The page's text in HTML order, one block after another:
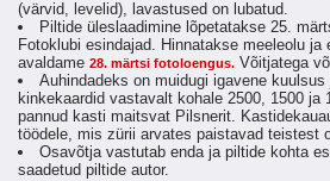
(värvid, levelid), lavastused on lubatud.
Piltide üleslaadimine lõpetatakse 25.
Fotoklubi esindajad. Hinnatakse meeleolu
avaldame 28. märtsi fotoloengus. Võitjatega
Auhindadeks on muidugi igavene
kinkekaardid vastavalt kohale 2500, 1500
pannud kasti maitsvat Pilsnerit.
töödele, mis zürii arvates paistavad teistest
Osavõtja vastutab enda ja piltide kohta
saadetud piltide autor.